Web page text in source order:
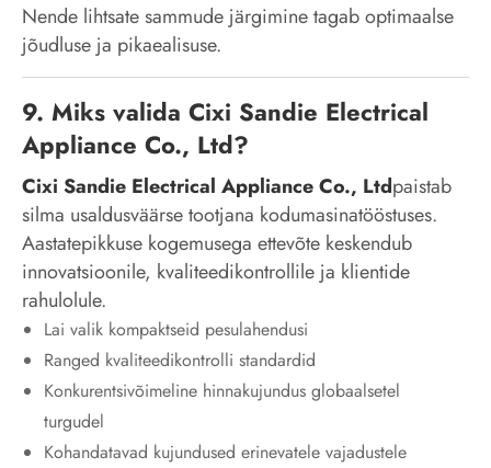
Nende lihtsate sammude järgimine tagab optimaalse
jõudluse ja pikaealisuse.
9. Miks valida Cixi Sandie Electrical
Appliance Co., Ltd?
Cixi Sandie Electrical Appliance Co., Ltdpaistab
silma usaldusväärse tootjana kodumasinatööstuses.
Aastatepikkuse kogemusega ettevõte keskendub
innovatsioonile, kvaliteedikontrollile ja klientide
rahulolule.
Lai valik kompaktseid pesulahendusi
Ranged kvaliteedikontrolli standardid
Konkurentsivõimeline hinnakujundus globaalsetel
turgudel
Kohandatavad kujundused erinevatele vajadustele